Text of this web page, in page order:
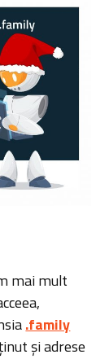
mai mult
.family
și adrese